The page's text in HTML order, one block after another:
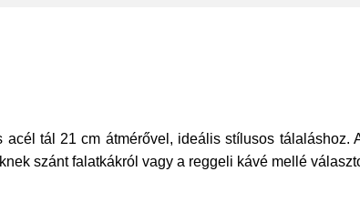
acél tál 21 cm átmérővel, ideális stílusos
szánt falatkákról vagy a reggeli kávé mellé